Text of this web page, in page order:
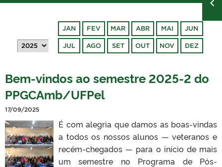
EDITAIS
INTERNACIONAL
PORTARIAS
JAN FEV MAR ABR MAI JUN
JUL AGO SET OUT NOV DEZ
Bem-vindos ao semestre 2025-2 do
PPGCAmb/UFPel
17/09/2025
É com alegria que damos as boas-vindas
a todos os nossos alunos — veteranos e
recém-chegados — para o início de mais
um semestre no Programa de Pós-